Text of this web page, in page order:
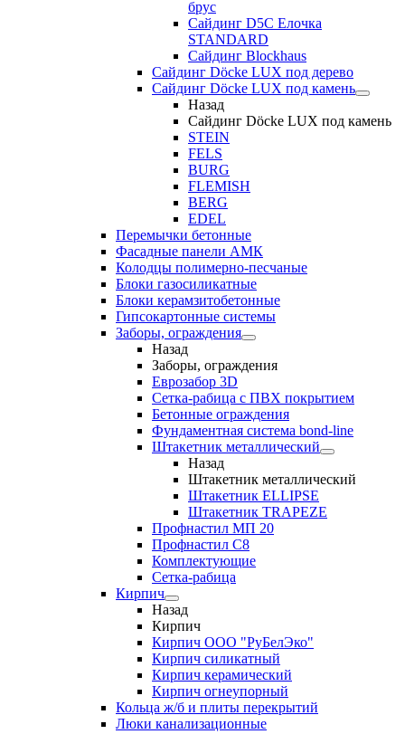
брус
Сайдинг D5С Елочка
STANDARD
Сайдинг Blockhaus
Сайдинг Döcke LUX под дерево
Сайдинг Döcke LUX под камень
Назад
Сайдинг Döcke LUX под камень
STEIN
FELS
BURG
FLEMISH
BERG
EDEL
Перемычки бетонные
Фасадные панели АМК
Колодцы полимерно-песчаные
Блоки газосиликатные
Блоки керамзитобетонные
Гипсокартонные системы
Заборы, ограждения
Назад
Заборы, ограждения
Еврозабор 3D
Сетка-рабица с ПВХ покрытием
Бетонные ограждения
Фундаментная система bond-line
Штакетник металлический
Назад
Штакетник металлический
Штакетник ELLIPSE
Штакетник TRAPEZE
Профнастил МП 20
Профнастил С8
Комплектующие
Сетка-рабица
Кирпич
Назад
Кирпич
Кирпич ООО "РуБелЭко"
Кирпич силикатный
Кирпич керамический
Кирпич огнеупорный
Кольца ж/б и плиты перекрытий
Люки канализационные